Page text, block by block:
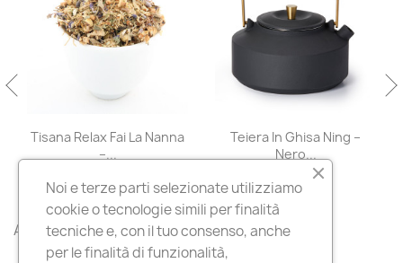
Fai La Nanna
–...
7,90 €
Teiera In Ghisa Ning –
Nero...
49,90 €
Tè Nero
All products
Noi e terze parti selezionate utilizziamo
cookie o tecnologie simili per finalità
tecniche e, con il tuo consenso, anche
per le finalità di funzionalità,